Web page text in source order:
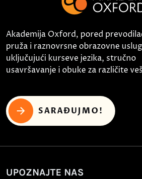
Akademija Oxford, pored
pruža i raznovrsne obrazovne
uključujući kurseve jezika, stručno
usavršavanje i obuke za različite
SARAĐUJMO!
UPOZNAJTE NAS